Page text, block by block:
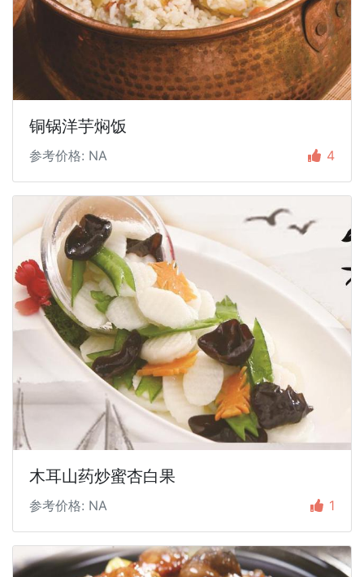
铜锅洋芋焖饭
参考价格: NA 4
木耳山药炒蜜杏白果
参考价格: NA 1